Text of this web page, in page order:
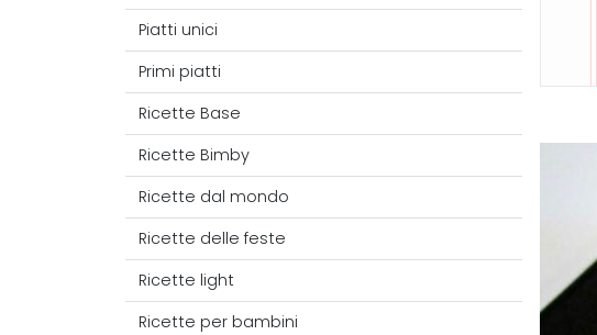
Piatti unici
Primi piatti
Ricette Base
Ricette Bimby
Ricette dal mondo
Ricette delle feste
Ricette light
Ricette per bambini